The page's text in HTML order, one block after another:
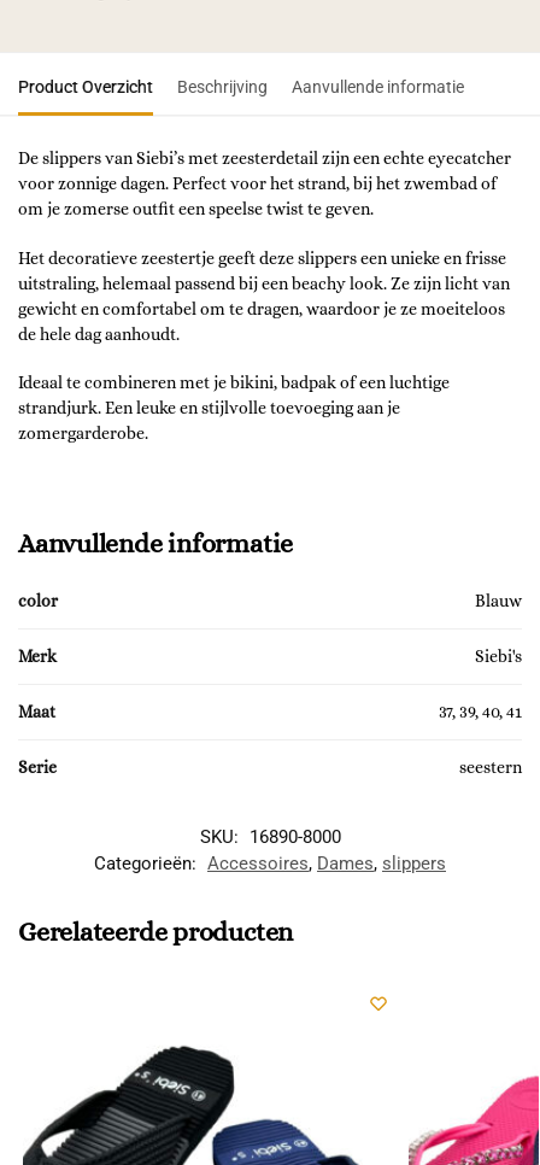
Product Overzicht Beschrijving Aanvullende informatie
De slippers van Siebi’s met zeesterdetail zijn een echte eyecatcher
voor zonnige dagen. Perfect voor het strand, bij het zwembad of
om je zomerse outfit een speelse twist te geven.
Het decoratieve zeestertje geeft deze slippers een unieke en frisse
uitstraling, helemaal passend bij een beachy look. Ze zijn licht van
gewicht en comfortabel om te dragen, waardoor je ze moeiteloos
de hele dag aanhoudt.
Ideaal te combineren met je bikini, badpak of een luchtige
strandjurk. Een leuke en stijlvolle toevoeging aan je
zomergarderobe.
Aanvullende informatie
color Blauw
Merk Siebi's
Maat 37, 39, 40, 41
Serie seestern
SKU:
16890-8000
Categorieën: Accessoires, Dames, slippers
Gerelateerde producten